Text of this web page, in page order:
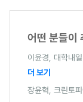
어떤 분들이
이윤경, 대학내
더 보기
장윤혁, 크린토